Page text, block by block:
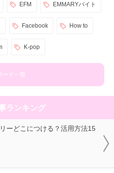
EFM EMMARYバイト
Facebook How to
K-pop
ード一覧
ランキング
ーどこにつける？活用方法15